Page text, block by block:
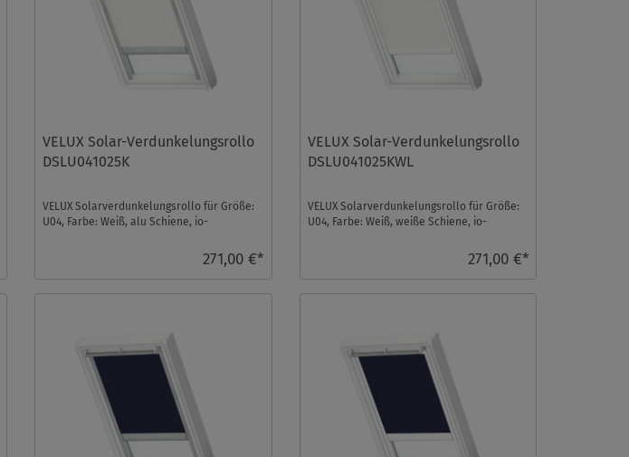
VELUX Solar-Verdunkelungsrollo
DSLU041025K
VELUX Solarverdunkelungsrollo für Größe:
U04, Farbe: Weiß, alu Schiene, io-
271,00 €*
VELUX Solar-Verdunkelungsrollo
DSLU041025KWL
VELUX Solarverdunkelungsrollo für Größe:
U04, Farbe: Weiß, weiße Schiene, io-
271,00 €*